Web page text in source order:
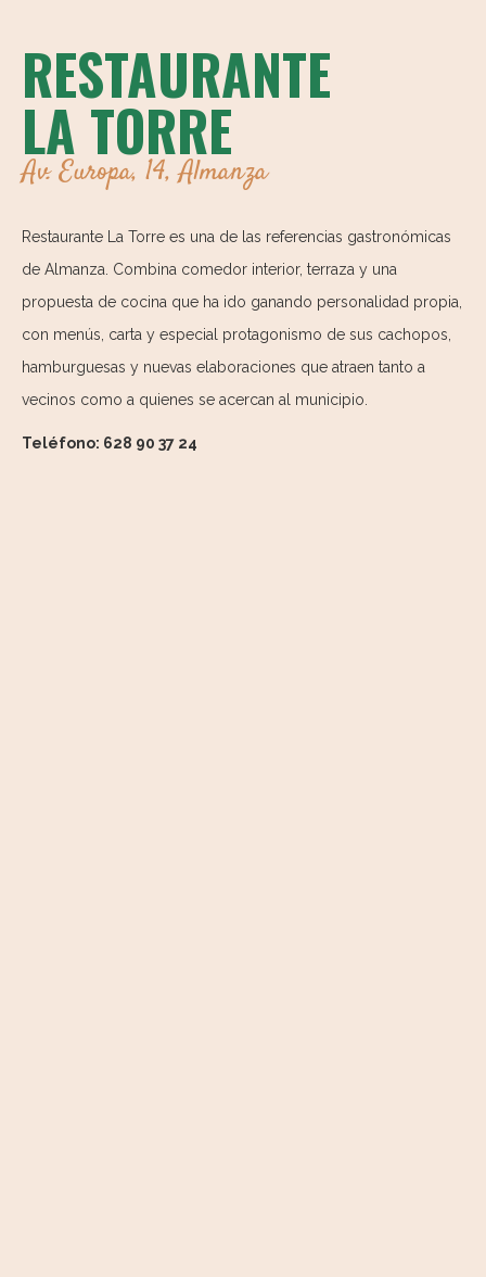
RESTAURANTE
LA TORRE
Av. Europa, 14, Almanza
Restaurante La Torre es una de las referencias gastronómicas
de Almanza. Combina comedor interior, terraza y una
propuesta de cocina que ha ido ganando personalidad propia,
con menús, carta y especial protagonismo de sus cachopos,
hamburguesas y nuevas elaboraciones que atraen tanto a
vecinos como a quienes se acercan al municipio.
Teléfono: 628 90 37 24